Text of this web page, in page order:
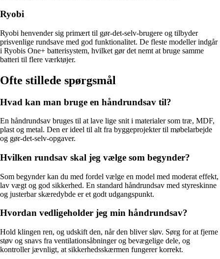
Ryobi
Ryobi henvender sig primært til gør-det-selv-brugere og tilbyder
prisvenlige rundsave med god funktionalitet. De fleste modeller indgår
i Ryobis One+ batterisystem, hvilket gør det nemt at bruge samme
batteri til flere værktøjer.
Ofte stillede spørgsmål
Hvad kan man bruge en håndrundsav til?
En håndrundsav bruges til at lave lige snit i materialer som træ, MDF,
plast og metal. Den er ideel til alt fra byggeprojekter til møbelarbejde
og gør-det-selv-opgaver.
Hvilken rundsav skal jeg vælge som begynder?
Som begynder kan du med fordel vælge en model med moderat effekt,
lav vægt og god sikkerhed. En standard håndrundsav med styreskinne
og justerbar skæredybde er et godt udgangspunkt.
Hvordan vedligeholder jeg min håndrundsav?
Hold klingen ren, og udskift den, når den bliver sløv. Sørg for at fjerne
støv og snavs fra ventilationsåbninger og bevægelige dele, og
kontroller jævnligt, at sikkerhedsskærmen fungerer korrekt.